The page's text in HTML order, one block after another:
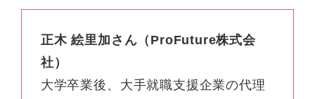
正木 絵里加さん（ProFuture株式会
社）
大学卒業後、大手就職支援企業の代理